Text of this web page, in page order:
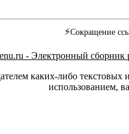
⚡Сокращение
- Электронный сборник
каких-либо
использованием,